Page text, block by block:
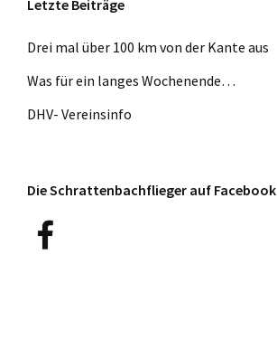
Letzte Beiträge
Drei mal über 100 km von der Kante aus
Was für ein langes Wochenende…
DHV- Vereinsinfo
Die Schrattenbachflieger auf Facebook
Facebook